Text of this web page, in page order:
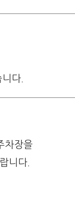
다.
차장을
니다.